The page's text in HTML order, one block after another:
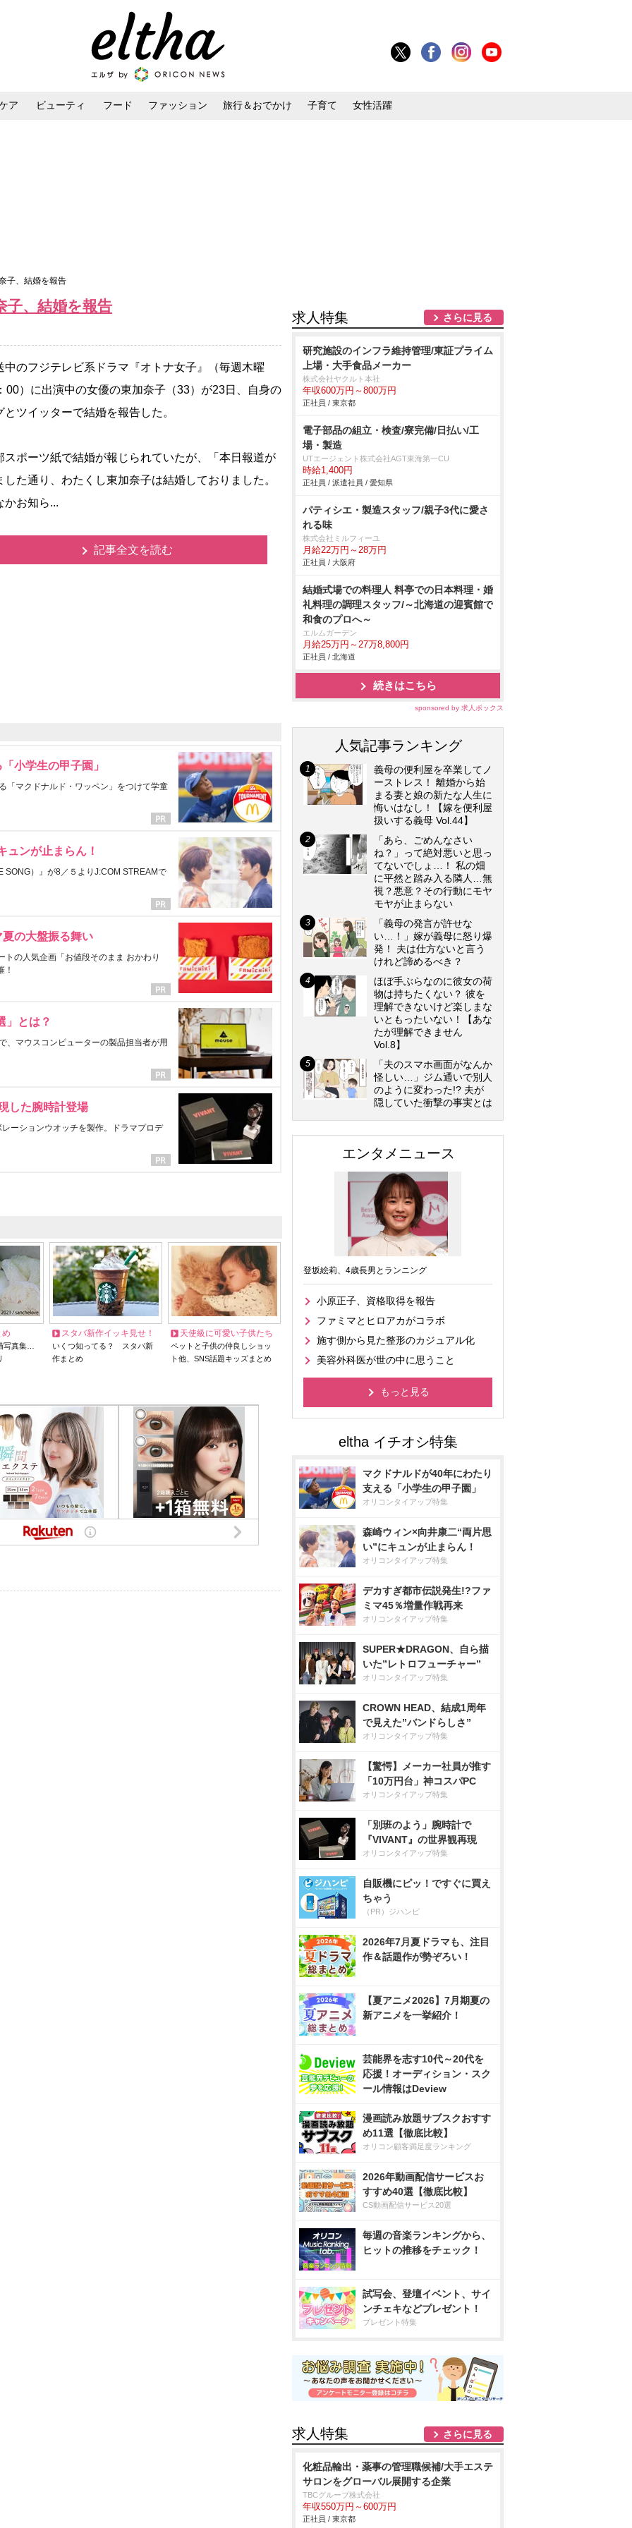
ア ビューティ フード ファッション 旅行＆おでかけ 子育て 女性活躍
子、結婚を報告
子、結婚を報告
のフジテレビ系ドラマ『オトナ女子』（毎週木曜
00）に出演中の女優の東加奈子（33）が23日、自身の
とツイッターで結婚を報告した。
ポーツ紙で結婚が報じられていたが、「本日報道が
した通り、わたくし東加奈子は結婚しておりました。
かお知ら...
記事全文を読む
小学生の甲子園」
「マクドナルド・ワッペン」をつけて学童
ュンが止まらん！
SONG）』が8／５よりJ:COM STREAMで
の大盤振る舞い
の人気企画「お値段そのまま おかわり
！
」とは？
、マウスコンピューターの製品担当者が用
した腕時計登場
ーションウオッチを製作。ドラマプロデ
め
写真集…
スタバ新作イッキ見せ！
いくつ知ってる？ スタバ新
作まとめ
天使級に可愛い子供たち
ペットと子供の仲良しショッ
ト他、SNS話題キッズまとめ
求人特集 さらに見る
研究施設のインフラ維持管理/東証プライム
上場・大手食品メーカー
株式会社ヤクルト本社
年収600万円～800万円
正社員 / 東京都
電子部品の組立・検査/寮完備/日払い/工
場・製造
UTエージェント株式会社AGT東海第一CU
時給1,400円
正社員 / 派遣社員 / 愛知県
パティシエ・製造スタッフ/親子3代に愛さ
れる味
株式会社ミルフィーユ
月給22万円～28万円
正社員 / 大阪府
結婚式場での料理人 料亭での日本料理・婚
礼料理の調理スタッフ/～北海道の迎賓館で
和食のプロへ～
エルムガーデン
月給25万円～27万8,800円
正社員 / 北海道
続きはこちら
sponsored by 求人ボックス
人気記事ランキング
義母の便利屋を卒業してノ
ーストレス！ 離婚から始
まる妻と娘の新たな人生に
悔いはなし！【嫁を便利屋
扱いする義母 Vol.44】
「あら、ごめんなさい
ね？」って絶対悪いと思っ
てないでしょ…！ 私の畑
に平然と踏み入る隣人…無
視？悪意？その行動にモヤ
モヤが止まらない
「義母の発言が許せな
い…！」嫁が義母に怒り爆
発！ 夫は仕方ないと言う
けれど諦めるべき？
ほぼ手ぶらなのに彼女の荷
物は持ちたくない？ 彼を
理解できないけど楽しまな
いともったいない！【あな
たが理解できません
Vol.8】
「夫のスマホ画面がなんか
怪しい…」ジム通いで別人
のように変わった!? 夫が
隠していた衝撃の事実とは
エンタメニュース
登坂絵莉、4歳長男とランニング
小原正子、資格取得を報告
ファミマとヒロアカがコラボ
施す側から見た整形のカジュアル化
美容外科医が世の中に思うこと
もっと見る
マクドナルドが40年にわたり
支える「小学生の甲子園」
オリコンタイアップ特集
森崎ウィン×向井康二“両片思
い”にキュンが止まらん！
オリコンタイアップ特集
デカすぎ都市伝説発生!?ファ
ミマ45％増量作戦再来
オリコンタイアップ特集
SUPER★DRAGON、自ら描
いた”レトロフューチャー”
オリコンタイアップ特集
CROWN HEAD、結成1周年
で見えた”バンドらしさ”
オリコンタイアップ特集
【驚愕】メーカー社員が推す
「10万円台」神コスパPC
オリコンタイアップ特集
「別班のよう」腕時計で
『VIVANT』の世界観再現
オリコンタイアップ特集
自販機にピッ！ですぐに買え
ちゃう
（PR）ジハンピ
2026年7月夏ドラマも、注目
作＆話題作が勢ぞろい！
【夏アニメ2026】7月期夏の
新アニメを一挙紹介！
芸能界を志す10代～20代を
応援！オーディション・スク
ール情報はDeview
漫画読み放題サブスクおすす
め11選【徹底比較】
オリコン顧客満足度ランキング
2026年動画配信サービスお
すすめ40選【徹底比較】
CS動画配信サービス20選
毎週の音楽ランキングから、
ヒットの推移をチェック！
試写会、登壇イベント、サイ
ンチェキなどプレゼント！
プレゼント特集
求人特集 さらに見る
化粧品輸出・薬事の管理職候補/大手エステ
サロンをグローバル展開する企業
TBCグループ株式会社
年収550万円～600万円
正社員 / 東京都